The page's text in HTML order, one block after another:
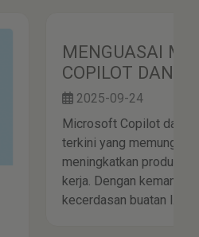
AGEN AI
agen AI adalah inovasi
Anda
dan efisiensi
mengintegrasikan
Detail lebih lanjut